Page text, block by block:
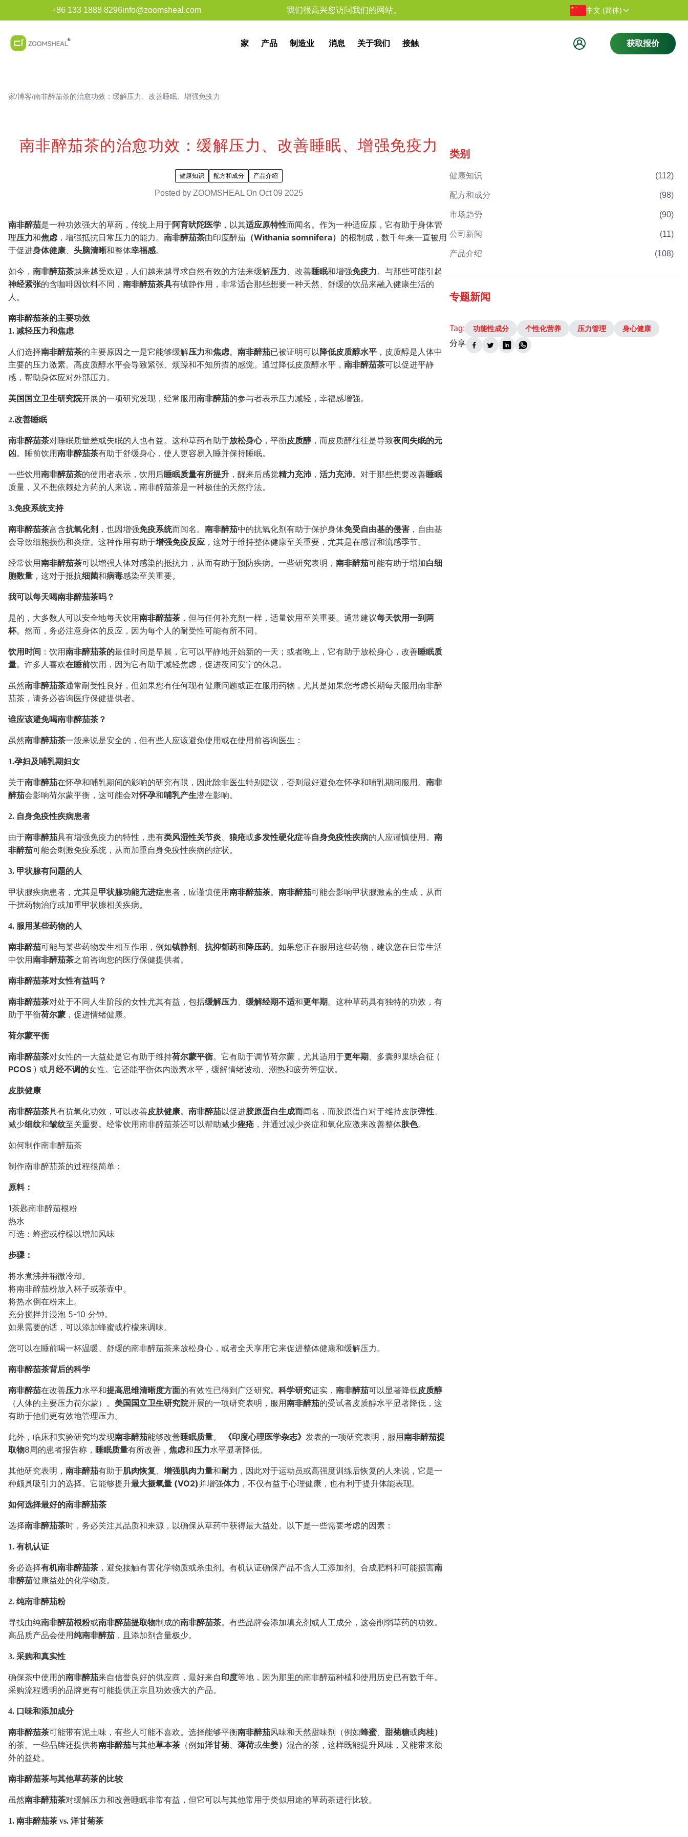
+86 133 1888 8296info@zoomsheal.com 我们很高兴您访问我们的网站。 中文 (简体)
家 产品 制造业 消息 关于我们 接触 获取报价
家/博客/南非醉茄茶的治愈功效：缓解压力、改善睡眠、增强免疫力
南非醉茄茶的治愈功效：缓解压力、改善睡眠、增强免疫力
健康知识 配方和成分 产品介绍
Posted by ZOOMSHEAL On Oct 09 2025
南非醉茄是一种功效强大的草药，传统上用于阿育吠陀医学 ，以其适应原特性而闻名。作为一种适应原，它有助于身体管
理压力和焦虑，增强抵抗日常压力的能力。 南非醉茄茶由印度醉茄 （Withania somnifera） 的根制成，数千年来一直被用
于促进身体健康、 头脑清晰和整体幸福感。
如今， 南非醉茄茶越来越受欢迎，人们越来越寻求自然有效的方法来缓解压力、改善睡眠和增强免疫力。与那些可能引起
神经紧张的含咖啡因饮料不同， 南非醉茄茶具有镇静作用，非常适合那些想要一种天然、舒缓的饮品来融入健康生活的
人。
南非醉茄茶的主要功效
1. 减轻压力和焦虑
人们选择南非醉茄茶的主要原因之一是它能够缓解压力和焦虑。 南非醉茄已被证明可以降低皮质醇水平 ，皮质醇是人体中
主要的压力激素。高皮质醇水平会导致紧张、烦躁和不知所措的感觉。通过降低皮质醇水平， 南非醉茄茶可以促进平静
感，帮助身体应对外部压力。
美国国立卫生研究院开展的一项研究发现，经常服用南非醉茄的参与者表示压力减轻，幸福感增强。
2.改善睡眠
南非醉茄茶对睡眠质量差或失眠的人也有益。这种草药有助于放松身心，平衡皮质醇，而皮质醇往往是导致夜间失眠的元
凶。睡前饮用南非醉茄茶有助于舒缓身心，使人更容易入睡并保持睡眠。
一些饮用南非醉茄茶的使用者表示，饮用后睡眠质量有所提升 ，醒来后感觉精力充沛， 活力充沛。对于那些想要改善睡眠
质量，又不想依赖处方药的人来说，南非醉茄茶是一种极佳的天然疗法。
3.免疫系统支持
南非醉茄茶富含抗氧化剂 ，也因增强免疫系统而闻名。 南非醉茄中的抗氧化剂有助于保护身体免受自由基的侵害 ，自由基
会导致细胞损伤和炎症。这种作用有助于增强免疫反应 ，这对于维持整体健康至关重要，尤其是在感冒和流感季节。
经常饮用南非醉茄茶可以增强人体对感染的抵抗力，从而有助于预防疾病。一些研究表明， 南非醉茄可能有助于增加白细
胞数量 ，这对于抵抗细菌和病毒感染至关重要。
我可以每天喝南非醉茄茶吗？
是的，大多数人可以安全地每天饮用南非醉茄茶 ，但与任何补充剂一样，适量饮用至关重要。通常建议每天饮用一到两
杯。然而，务必注意身体的反应，因为每个人的耐受性可能有所不同。
饮用时间 ：饮用南非醉茄茶的最佳时间是早晨，它可以平静地开始新的一天；或者晚上，它有助于放松身心，改善睡眠质
量。许多人喜欢在睡前饮用，因为它有助于减轻焦虑，促进夜间安宁的休息。
虽然南非醉茄茶通常耐受性良好，但如果您有任何现有健康问题或正在服用药物，尤其是如果您考虑长期每天服用南非醉
茄茶，请务必咨询医疗保健提供者。
谁应该避免喝南非醉茄茶？
虽然南非醉茄茶一般来说是安全的，但有些人应该避免使用或在使用前咨询医生：
1.孕妇及哺乳期妇女
关于南非醉茄在怀孕和哺乳期间的影响的研究有限，因此除非医生特别建议，否则最好避免在怀孕和哺乳期间服用。 南非
醉茄会影响荷尔蒙平衡，这可能会对怀孕和哺乳产生潜在影响。
2. 自身免疫性疾病患者
由于南非醉茄具有增强免疫力的特性，患有类风湿性关节炎、 狼疮或多发性硬化症等自身免疫性疾病的人应谨慎使用。 南
非醉茄可能会刺激免疫系统，从而加重自身免疫性疾病的症状。
3. 甲状腺有问题的人
甲状腺疾病患者，尤其是甲状腺功能亢进症患者，应谨慎使用南非醉茄茶。 南非醉茄可能会影响甲状腺激素的生成，从而
干扰药物治疗或加重甲状腺相关疾病。
4. 服用某些药物的人
南非醉茄可能与某些药物发生相互作用，例如镇静剂 、 抗抑郁药和降压药。如果您正在服用这些药物，建议您在日常生活
中饮用南非醉茄茶之前咨询您的医疗保健提供者。
南非醉茄茶对女性有益吗？
南非醉茄茶对处于不同人生阶段的女性尤其有益，包括缓解压力、 缓解经期不适和更年期。这种草药具有独特的功效，有
助于平衡荷尔蒙 ，促进情绪健康。
荷尔蒙平衡
南非醉茄茶对女性的一大益处是它有助于维持荷尔蒙平衡。它有助于调节荷尔蒙，尤其适用于更年期、多囊卵巢综合征 (
PCOS ) 或月经不调的女性。它还能平衡体内激素水平，缓解情绪波动、潮热和疲劳等症状。
皮肤健康
南非醉茄茶具有抗氧化功效，可以改善皮肤健康。 南非醉茄以促进胶原蛋白生成而闻名，而胶原蛋白对于维持皮肤弹性、
减少细纹和皱纹至关重要。经常饮用南非醉茄茶还可以帮助减少痤疮 ，并通过减少炎症和氧化应激来改善整体肤色。
如何制作南非醉茄茶
制作南非醉茄茶的过程很简单：
原料：
1茶匙南非醉茄根粉
热水
可选：蜂蜜或柠檬以增加风味
步骤：
将水煮沸并稍微冷却。
将南非醉茄粉放入杯子或茶壶中。
将热水倒在粉末上。
充分搅拌并浸泡 5-10 分钟。
如果需要的话，可以添加蜂蜜或柠檬来调味。
您可以在睡前喝一杯温暖、舒缓的南非醉茄茶来放松身心，或者全天享用它来促进整体健康和缓解压力。
南非醉茄茶背后的科学
南非醉茄在改善压力水平和提高思维清晰度方面的有效性已得到广泛研究。 科学研究证实， 南非醉茄可以显著降低皮质醇
（人体的主要压力荷尔蒙）。 美国国立卫生研究院开展的一项研究表明，服用南非醉茄的受试者皮质醇水平显著降低，这
有助于他们更有效地管理压力。
此外，临床和实验研究均发现南非醉茄能够改善睡眠质量。 《印度心理医学杂志》 发表的一项研究表明，服用南非醉茄提
取物8周的患者报告称， 睡眠质量有所改善， 焦虑和压力水平显著降低。
其他研究表明， 南非醉茄有助于肌肉恢复、 增强肌肉力量和耐力 ，因此对于运动员或高强度训练后恢复的人来说，它是一
种颇具吸引力的选择。它能够提升最大摄氧量 (VO2)并增强体力 ，不仅有益于心理健康，也有利于提升体能表现。
如何选择最好的南非醉茄茶
选择南非醉茄茶时，务必关注其品质和来源，以确保从草药中获得最大益处。以下是一些需要考虑的因素：
1. 有机认证
务必选择有机南非醉茄茶 ，避免接触有害化学物质或杀虫剂。有机认证确保产品不含人工添加剂、合成肥料和可能损害南
非醉茄健康益处的化学物质。
2. 纯南非醉茄粉
寻找由纯南非醉茄根粉或南非醉茄提取物制成的南非醉茄茶。有些品牌会添加填充剂或人工成分，这会削弱草药的功效。
高品质产品会使用纯南非醉茄 ，且添加剂含量极少。
3. 采购和真实性
确保茶中使用的南非醉茄来自信誉良好的供应商，最好来自印度等地，因为那里的南非醉茄种植和使用历史已有数千年。
采购流程透明的品牌更有可能提供正宗且功效强大的产品。
4. 口味和添加成分
南非醉茄茶可能带有泥土味，有些人可能不喜欢。选择能够平衡南非醉茄风味和天然甜味剂（例如蜂蜜、 甜菊糖或肉桂）
的茶。一些品牌还提供将南非醉茄与其他草本茶 （例如洋甘菊、 薄荷或生姜） 混合的茶，这样既能提升风味，又能带来额
外的益处。
南非醉茄茶与其他草药茶的比较
虽然南非醉茄茶对缓解压力和改善睡眠非常有益，但它可以与其他常用于类似用途的草药茶进行比较。
1. 南非醉茄茶 vs. 洋甘菊茶
类别
健康知识 (112)
配方和成分 (98)
市场趋势 (90)
公司新闻 (11)
产品介绍 (108)
专题新闻
Tag: 功能性成分 个性化营养 压力管理 身心健康
分享